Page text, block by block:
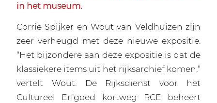
in het museum.
Corrie Spijker en Wout van Veldhuizen zijn
zeer verheugd met deze nieuwe expositie.
“Het bijzondere aan deze expositie is dat de
klassiekere items uit het rijksarchief komen,”
vertelt Wout. De Rijksdienst voor het
Cultureel Erfgoed kortweg RCE beheert